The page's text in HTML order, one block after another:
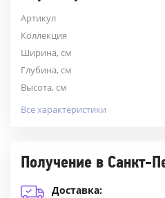
Артикул
Коллекция
Ширина, см
Глубина, см
Высота, см
Все характеристики
Получение в Санкт-
Доставка: